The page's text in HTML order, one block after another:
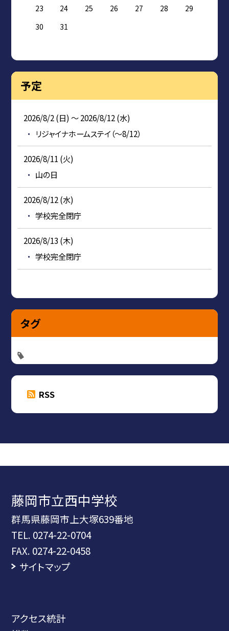
23
24 25 26 27 28
29
30
31
予定
2026/8/2 (日) ～ 2026/8/12 (水)
リジャイナホームステイ（～8/12）
2026/8/11 (火)
山の日
2026/8/12 (水)
学校完全閉庁
2026/8/13 (木)
学校完全閉庁
タグ
RSS
藤岡市立西中学校
群馬県藤岡市上大塚639番地
TEL. 0274-22-0704
FAX. 0274-22-0458
サイトマップ
アクセス統計